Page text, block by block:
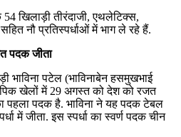
खिलाड़ी तीरंदाजी, एथलेटिक्‍स,
नौ प्रतिस्‍पर्धाओं में भाग ले रहे हैं.
पदक जीता
भाविना पटेल (भाविनाबेन हसमुखभाई
खेलों में 29 अगस्त को देश को रजत
पदक है. भाविना ने यह पदक टेबल
में जीता. इस स्पर्धा का स्वर्ण पदक चीन